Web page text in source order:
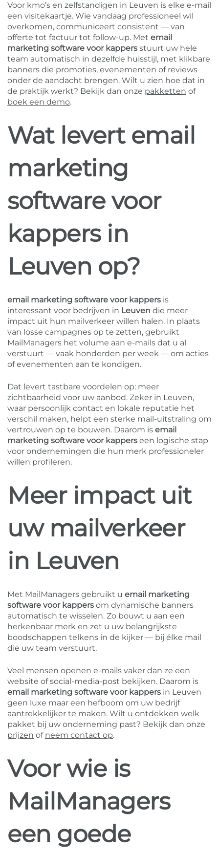
Voor kmo’s en zelfstandigen in Leuven is elke e-mail
een visitekaartje. Wie vandaag professioneel wil
overkomen, communiceert consistent — van
offerte tot factuur tot follow-up. Met email
marketing software voor kappers stuurt uw hele
team automatisch in dezelfde huisstijl, met klikbare
banners die promoties, evenementen of reviews
onder de aandacht brengen. Wilt u zien hoe dat in
de praktijk werkt? Bekijk dan onze pakketten of
boek een demo.
Wat levert email
marketing
software voor
kappers in
Leuven op?
email marketing software voor kappers is
interessant voor bedrijven in Leuven die meer
impact uit hun mailverkeer willen halen. In plaats
van losse campagnes op te zetten, gebruikt
MailManagers het volume aan e-mails dat u al
verstuurt — vaak honderden per week — om acties
of evenementen aan te kondigen.
Dat levert tastbare voordelen op: meer
zichtbaarheid voor uw aanbod. Zeker in Leuven,
waar persoonlijk contact en lokale reputatie het
verschil maken, helpt een sterke mail-uitstraling om
vertrouwen op te bouwen. Daarom is email
marketing software voor kappers een logische stap
voor ondernemingen die hun merk professioneler
willen profileren.
Meer impact uit
uw mailverkeer
in Leuven
Met MailManagers gebruikt u email marketing
software voor kappers om dynamische banners
automatisch te wisselen. Zo bouwt u aan een
herkenbaar merk en zet u uw belangrijkste
boodschappen telkens in de kijker — bij élke mail
die uw team verstuurt.
Veel mensen openen e-mails vaker dan ze een
website of social-media-post bekijken. Daarom is
email marketing software voor kappers in Leuven
geen luxe maar een hefboom om uw bedrijf
aantrekkelijker te maken. Wilt u ontdekken welk
pakket bij uw onderneming past? Bekijk dan onze
prijzen of neem contact op.
Voor wie is
MailManagers
een goede